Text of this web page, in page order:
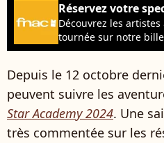
Réservez votre
Découvrez les
tournée sur notre
Depuis le 12 octobre
peuvent suivre les
Star Academy 2024. Une
très commentée sur les